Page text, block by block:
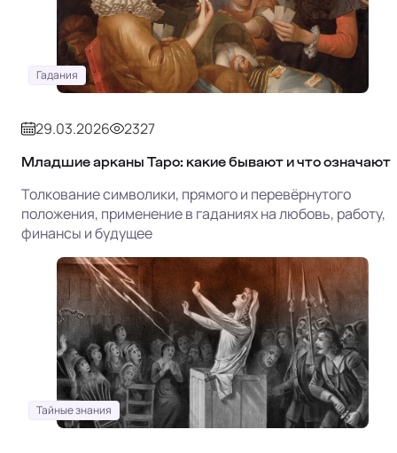
Гадания
29.03.2026 2327
Младшие арканы Таро: какие бывают и что означают
Толкование символики, прямого и перевёрнутого
положения, применение в гаданиях на любовь, работу,
финансы и будущее
Тайные знания